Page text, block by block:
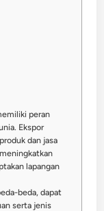
peran
Ekspor
dan jasa
lapangan
beda, dapat
serta jenis